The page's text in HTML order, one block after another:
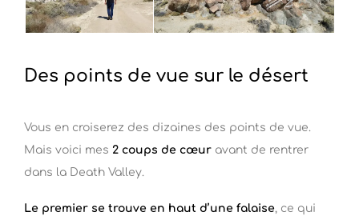
Des points de vue sur le désert
Vous en croiserez des dizaines des points de vue.
Mais voici mes 2 coups de cœur avant de rentrer
dans la Death Valley.
Le premier se trouve en haut d’une falaise, ce qui